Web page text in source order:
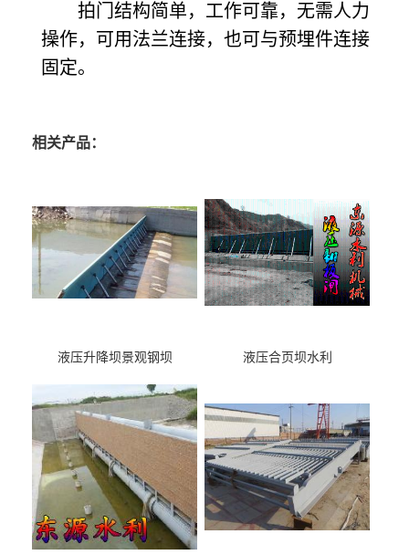
拍门结构简单，工作可靠，无需人力
操作，可用法兰连接，也可与预埋件连接
固定。
相关产品：
液压升降坝景观钢坝 液压合页坝水利